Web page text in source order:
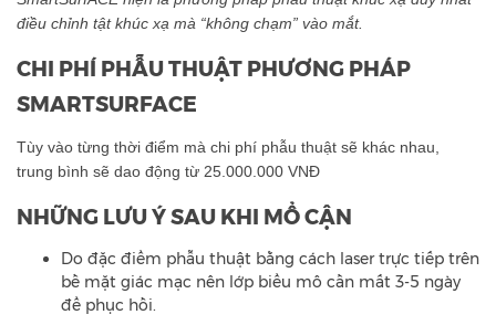
điều chỉnh tật khúc xạ mà “không chạm” vào mắt.
CHI PHÍ PHẪU THUẬT PHƯƠNG PHÁP
SMARTSURFACE
Tùy vào từng thời điểm mà chi phí phẫu thuật sẽ khác nhau,
trung bình sẽ dao động từ 25.000.000 VNĐ
NHỮNG LƯU Ý SAU KHI MỔ CẬN
Do đặc điểm phẫu thuật bằng cách laser trực tiếp trên
bề mặt giác mạc nên lớp biểu mô cần mất 3-5 ngày
để phục hồi.